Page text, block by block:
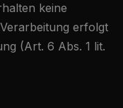
keine
erfolgt
(Art. 6 Abs. 1 lit.